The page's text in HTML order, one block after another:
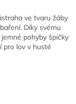
ve tvaru žáby
Díky svému
pohyby špičky
pro lov v husté